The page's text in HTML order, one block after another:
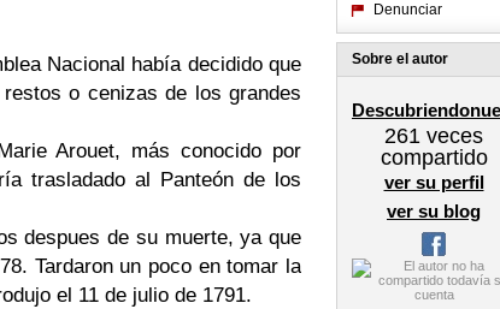
Nacional había decidido que
o cenizas de los grandes
Arouet, más conocido por
trasladado al Panteón de los
despues de su muerte, ya que
Tardaron un poco en tomar la
el 11 de julio de 1791.
Denunciar
Sobre el autor
261 veces
compartido
ver su perfil
ver su blog